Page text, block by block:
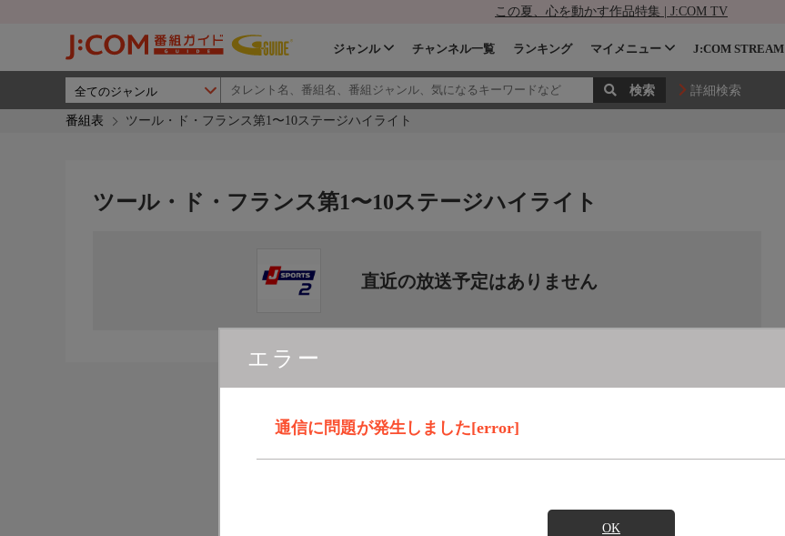
この夏、心を動かす作品特集 | J:COM TV
ジャンル チャンネル一覧 ランキング マイメニュー J:COM STREAM
詳細検索
番組表 ツール・ド・フランス第1〜10ステージハイライト
エラー
通信に問題が発生しました[error]
OK
ツール・ド・フランス第1〜10ステージハイライト
直近の放送予定はありません